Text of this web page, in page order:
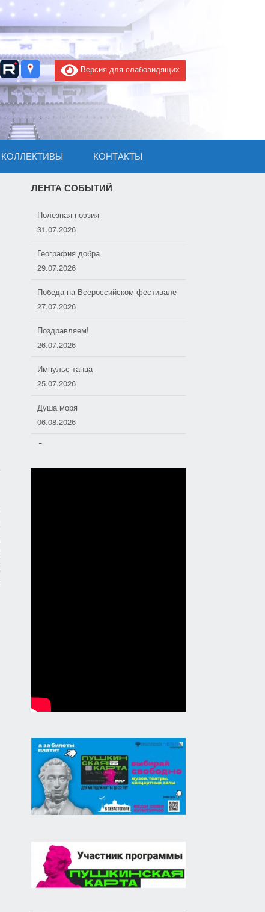
Версия для слабовидящих
КОЛЛЕКТИВЫ КОНТАКТЫ
ЛЕНТА СОБЫТИЙ
Полезная поэзия
31.07.2026
География добра
29.07.2026
Победа на Всероссийском фестивале
27.07.2026
Поздравляем!
26.07.2026
Импульс танца
25.07.2026
Душа моря
06.08.2026
Дорожные следопыты